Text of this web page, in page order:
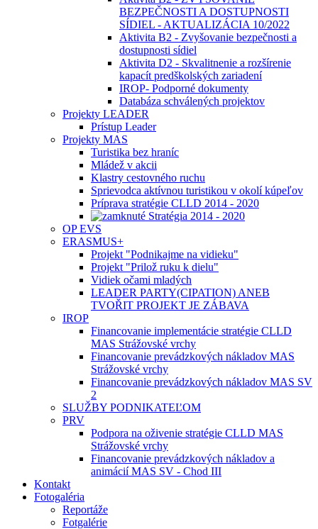
BEZPEČNOSTI A DOSTUPNOSTI
SÍDIEL - AKTUALIZÁCIA 10/2022
Aktivita B2 - Zvyšovanie bezpečnosti a
dostupnosti sídiel
Aktivita D2 - Skvalitnenie a rozšírenie
kapacít predškolských zariadení
IROP- Podporné dokumenty
Databáza schválených projektov
Projekty LEADER
Prístup Leader
Projekty MAS
Turistika bez hraníc
Mládež v akcii
Klastry cestovného ruchu
Sprievodca aktívnou turistikou v okolí kúpeľov
Príprava stratégie CLLD 2014 - 2020
Stratégia 2014 - 2020
OP EVS
ERASMUS+
Projekt "Podnikajme na vidieku"
Projekt "Prilož ruku k dielu"
Vidiek očami mladých
LEADER PARTY(CIPATION) ANEB
TVOŘIT PROJEKT JE ZÁBAVA
IROP
Financovanie implementácie stratégie CLLD
MAS Strážovské vrchy
Financovanie prevádzkových nákladov MAS
Strážovské vrchy
Financovanie prevádzkových nákladov MAS SV
2
SLUŽBY PODNIKATEĽOM
PRV
Podpora na oživenie stratégie CLLD MAS
Strážovské vrchy
Financovanie prevádzkových nákladov a
animácií MAS SV - Chod III
Kontakt
Fotogaléria
Reportáže
Fotgalérie